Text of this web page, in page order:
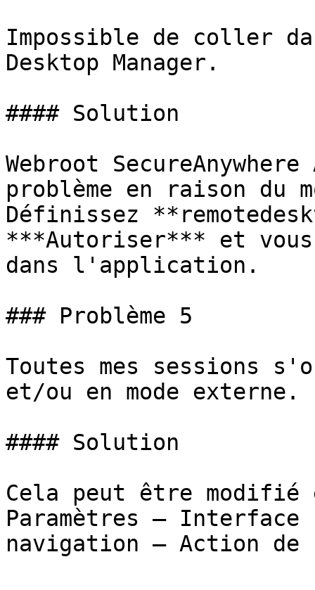
Impossible de coller
Desktop Manager.
#### Solution
Webroot
problème en raison du
Définissez
***Autoriser*** et
dans l'application.
### Problème 5
Toutes mes sessions
et/ou en mode externe.
#### Solution
Cela peut être modifié
Paramètres –
navigation – Action de